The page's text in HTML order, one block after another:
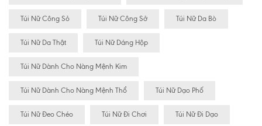
Túi Nữ Công Sỏ Túi Nữ Công Sở Túi Nữ Da Bò
Túi Nữ Da Thật Túi Nữ Dáng Hộp
Túi Nữ Dành Cho Nàng Mệnh Kim
Túi Nữ Dành Cho Nàng Mệnh Thổ Túi Nữ Dạo Phố
Túi Nữ Đeo Chéo Túi Nữ Đi Chơi Túi Nữ Đi Dạo